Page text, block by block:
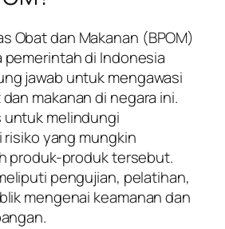
Obat dan Makanan (BPOM)
pemerintah di Indonesia
jawab untuk mengawasi
makanan di negara ini.
untuk melindungi
risiko yang mungkin
produk-produk tersebut.
pengujian, pelatihan,
mengenai keamanan dan